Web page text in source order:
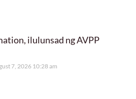
ilulunsad ng AVPP
7, 2026 10:28 am